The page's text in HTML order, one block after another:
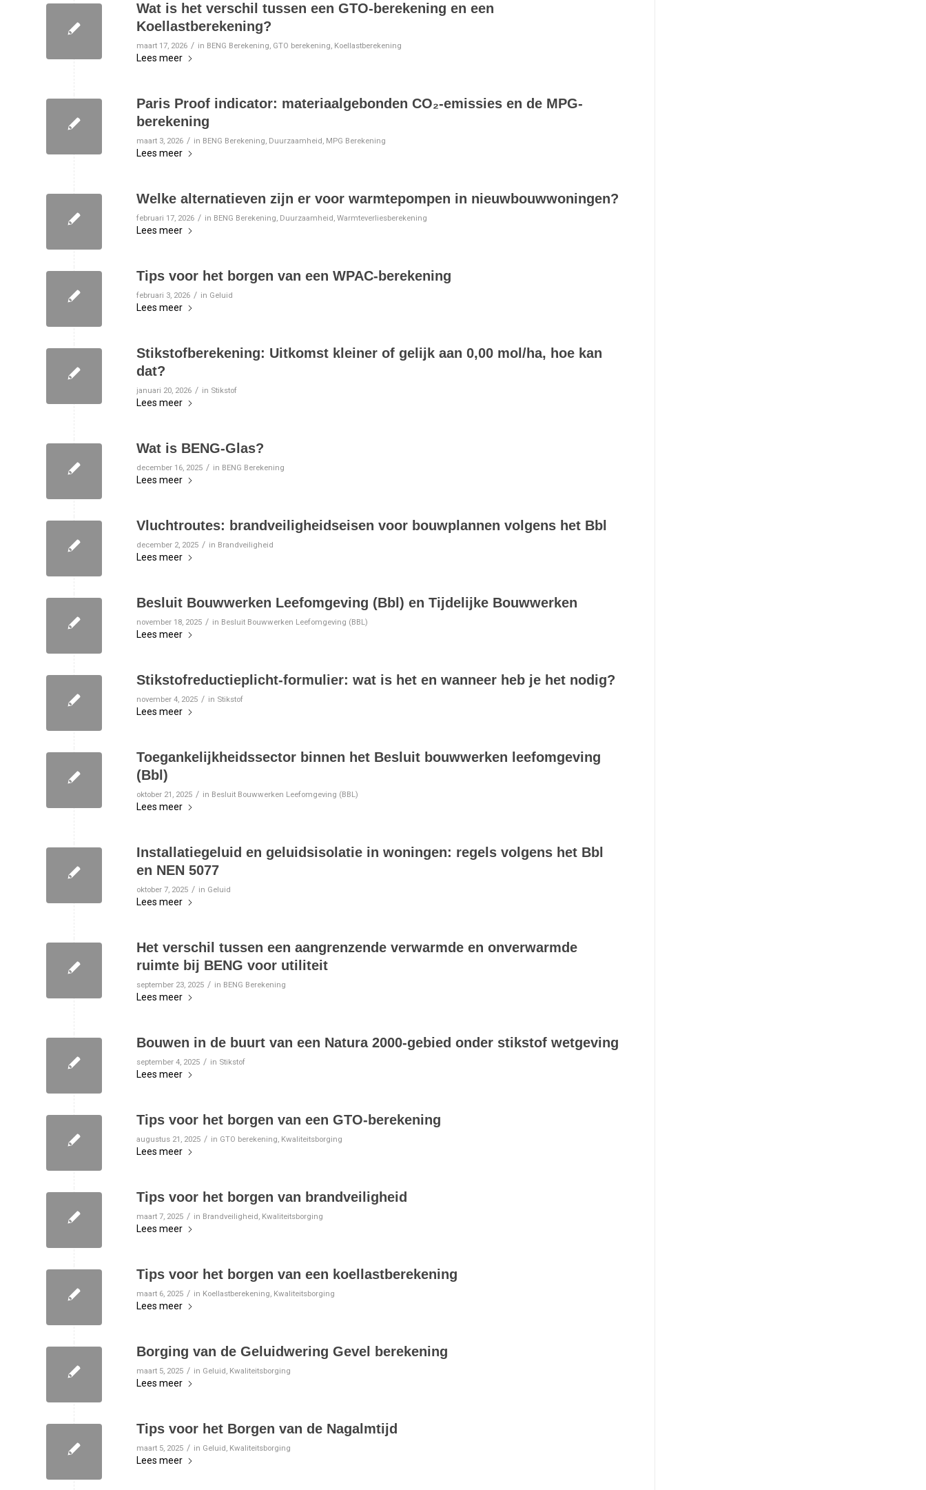
Wat is het verschil tussen een GTO-berekening en een
Koellastberekening?
maart 17, 2026 / in BENG Berekening, GTO berekening, Koellastberekening
Lees meer
Paris Proof indicator: materiaalgebonden CO₂-emissies en de MPG-
berekening
maart 3, 2026 / in BENG Berekening, Duurzaamheid, MPG Berekening
Lees meer
Welke alternatieven zijn er voor warmtepompen in nieuwbouwwoningen?
februari 17, 2026 / in BENG Berekening, Duurzaamheid, Warmteverliesberekening
Lees meer
Tips voor het borgen van een WPAC-berekening
februari 3, 2026 / in Geluid
Lees meer
Stikstofberekening: Uitkomst kleiner of gelijk aan 0,00 mol/ha, hoe kan
dat?
januari 20, 2026 / in Stikstof
Lees meer
Wat is BENG-Glas?
december 16, 2025 / in BENG Berekening
Lees meer
Vluchtroutes: brandveiligheidseisen voor bouwplannen volgens het Bbl
december 2, 2025 / in Brandveiligheid
Lees meer
Besluit Bouwwerken Leefomgeving (Bbl) en Tijdelijke Bouwwerken
november 18, 2025 / in Besluit Bouwwerken Leefomgeving (BBL)
Lees meer
Stikstofreductieplicht-formulier: wat is het en wanneer heb je het nodig?
november 4, 2025 / in Stikstof
Lees meer
Toegankelijkheidssector binnen het Besluit bouwwerken leefomgeving
(Bbl)
oktober 21, 2025 / in Besluit Bouwwerken Leefomgeving (BBL)
Lees meer
Installatiegeluid en geluidsisolatie in woningen: regels volgens het Bbl
en NEN 5077
oktober 7, 2025 / in Geluid
Lees meer
Het verschil tussen een aangrenzende verwarmde en onverwarmde
ruimte bij BENG voor utiliteit
september 23, 2025 / in BENG Berekening
Lees meer
Bouwen in de buurt van een Natura 2000-gebied onder stikstof wetgeving
september 4, 2025 / in Stikstof
Lees meer
Tips voor het borgen van een GTO-berekening
augustus 21, 2025 / in GTO berekening, Kwaliteitsborging
Lees meer
Tips voor het borgen van brandveiligheid
maart 7, 2025 / in Brandveiligheid, Kwaliteitsborging
Lees meer
Tips voor het borgen van een koellastberekening
maart 6, 2025 / in Koellastberekening, Kwaliteitsborging
Lees meer
Borging van de Geluidwering Gevel berekening
maart 5, 2025 / in Geluid, Kwaliteitsborging
Lees meer
Tips voor het Borgen van de Nagalmtijd
maart 5, 2025 / in Geluid, Kwaliteitsborging
Lees meer